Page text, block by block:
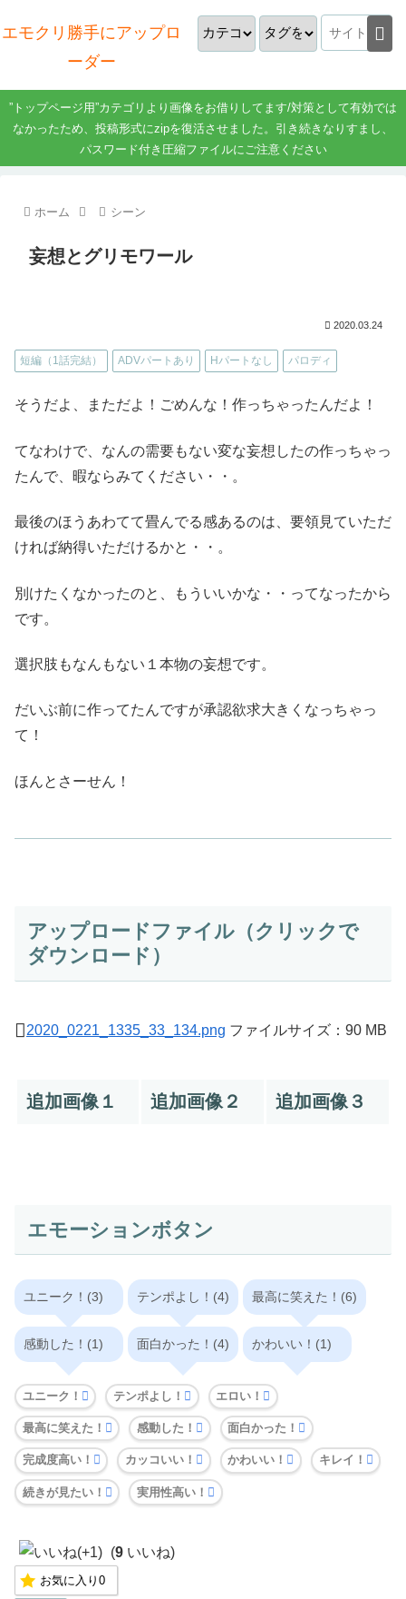
エモクリ勝手にアップロ
ーダー
”トップページ用”カテゴリより画像をお借りしてます/対策として有効では
なかったため、投稿形式にzipを復活させました。引き続きなりすまし、
パスワード付き圧縮ファイルにご注意ください
ホーム シーン
妄想とグリモワール
2020.03.24
短編（1話完結） ADVパートあり Hパートなし パロディ
そうだよ、まただよ！ごめんな！作っちゃったんだよ！
てなわけで、なんの需要もない変な妄想したの作っちゃっ
たんで、暇ならみてください・・。
最後のほうあわてて畳んでる感あるのは、要領見ていただ
ければ納得いただけるかと・・。
別けたくなかったのと、もういいかな・・ってなったから
です。
選択肢もなんもない１本物の妄想です。
だいぶ前に作ってたんですが承認欲求大きくなっちゃっ
て！
ほんとさーせん！
アップロードファイル（クリックで
ダウンロード）
2020_0221_1335_33_134.png ファイルサイズ：90 MB
追加画像１ 追加画像２ 追加画像３
エモーションボタン
ユニーク！(3) テンポよし！(4) 最高に笑えた！(6)
感動した！(1) 面白かった！(4) かわいい！(1)
ユニーク！ テンポよし！ エロい！
最高に笑えた！ 感動した！ 面白かった！
完成度高い！ カッコいい！ かわいい！ キレイ！
続きが見たい！ 実用性高い！
(9 いいね)
お気に入り 0